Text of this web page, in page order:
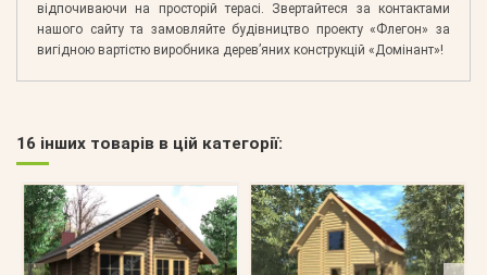
відпочиваючи на просторій терасі. Звертайтеся за контактами
нашого сайту та замовляйте будівництво проекту «Флегон» за
вигідною вартістю виробника дерев’яних конструкцій «Домінант»!
16 інших товарів в цій категорії: